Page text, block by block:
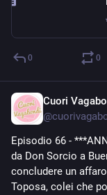
0 0
Cuori
@
Episodio 66 -
da Don Sorcio a
concludere un
Toposa, colei che